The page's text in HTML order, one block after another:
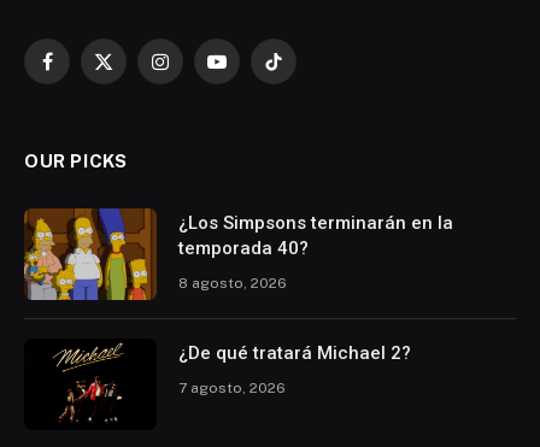
Facebook
X
InstagramYouTubeTikTok
OUR PICKS
¿Los Simpsons terminarán en la
temporada 40?
8 agosto, 2026
¿De qué tratará Michael 2?
7 agosto, 2026